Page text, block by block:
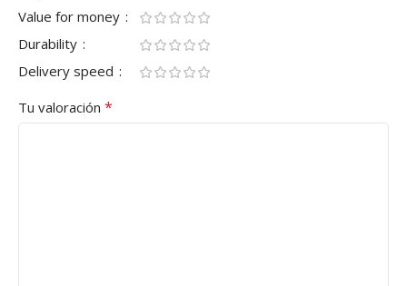
Value for money
Durability
Delivery speed
Tu valoración *